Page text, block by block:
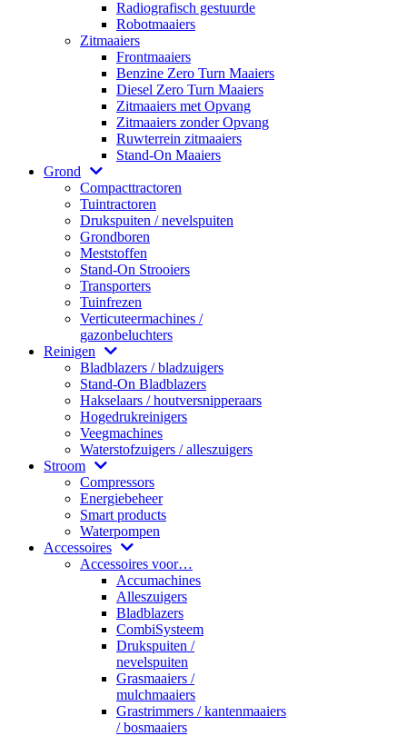
Radiografisch gestuurde
Robotmaaiers
Zitmaaiers
Frontmaaiers
Benzine Zero Turn Maaiers
Diesel Zero Turn Maaiers
Zitmaaiers met Opvang
Zitmaaiers zonder Opvang
Ruwterrein zitmaaiers
Stand-On Maaiers
Grond
Compacttractoren
Tuintractoren
Drukspuiten / nevelspuiten
Grondboren
Meststoffen
Stand-On Strooiers
Transporters
Tuinfrezen
Verticuteermachines /
gazonbeluchters
Reinigen
Bladblazers / bladzuigers
Stand-On Bladblazers
Hakselaars / houtversnipperaars
Hogedrukreinigers
Veegmachines
Waterstofzuigers / alleszuigers
Stroom
Compressors
Energiebeheer
Smart products
Waterpompen
Accessoires
Accessoires voor…
Accumachines
Alleszuigers
Bladblazers
CombiSysteem
Drukspuiten /
nevelspuiten
Grasmaaiers /
mulchmaaiers
Grastrimmers / kantenmaaiers
/ bosmaaiers